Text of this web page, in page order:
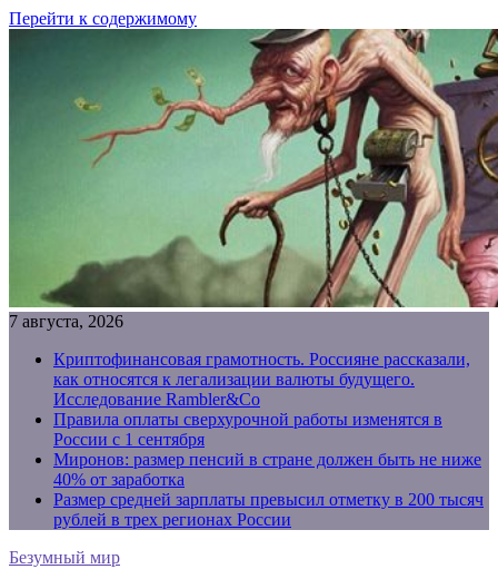
Перейти к содержимому
7 августа, 2026
Криптофинансовая грамотность. Россияне рассказали,
как относятся к легализации валюты будущего.
Исследование Rambler&Co
Правила оплаты сверхурочной работы изменятся в
России с 1 сентября
Миронов: размер пенсий в стране должен быть не ниже
40% от заработка
Размер средней зарплаты превысил отметку в 200 тысяч
рублей в трех регионах России
Безумный мир